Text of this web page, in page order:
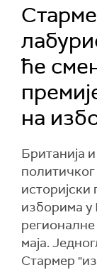
ће
на
Британија
изборима у
маја.
Стармер